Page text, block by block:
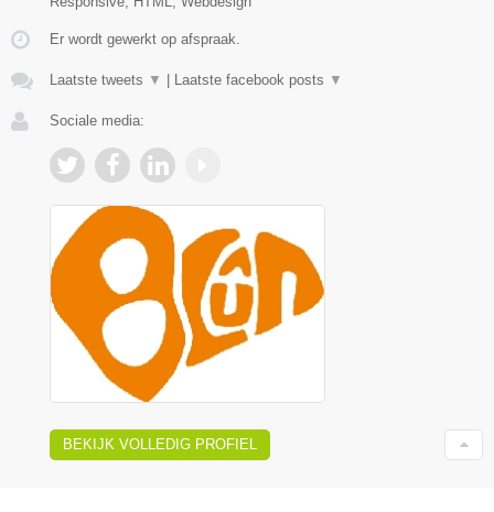
Er wordt gewerkt op afspraak.
Laatste tweets ▼ | Laatste facebook posts ▼
Sociale media:
BEKIJK VOLLEDIG PROFIEL